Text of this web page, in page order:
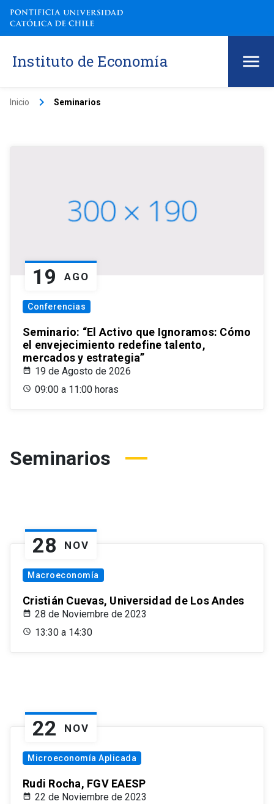
Instituto de Economía
Inicio keyboard_arrow_right Seminarios
19 AGO
Conferencias
Seminario: “El Activo que Ignoramos: Cómo
el envejecimiento redefine talento,
mercados y estrategia”
19 de Agosto de 2026
09:00 a 11:00 horas
Seminarios
28 NOV
Macroeconomía
Cristián Cuevas, Universidad de Los Andes
28 de Noviembre de 2023
13:30 a 14:30
22 NOV
Microeconomía Aplicada
Rudi Rocha, FGV EAESP
22 de Noviembre de 2023